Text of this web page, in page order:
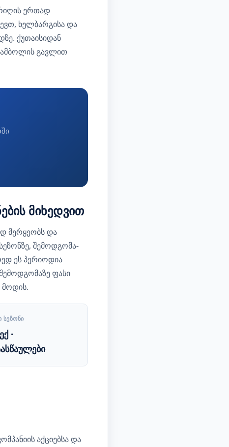
ერთად
ხელბარგისა და
ქუთაისიდან
გავლით
მიხედვით
მერყეობს და
შემოდგომა-
ეს პერიოდია
ფასი
მოდის.
·
აქციებსა და